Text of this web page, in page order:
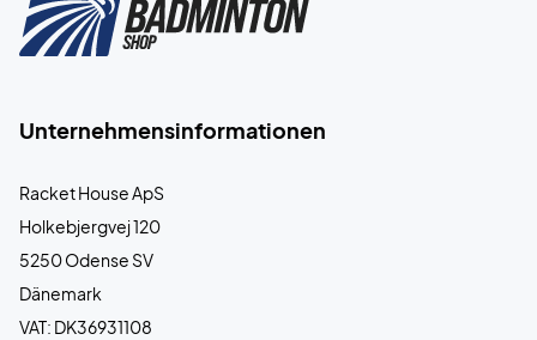
Unternehmensinformationen
Racket House ApS
Holkebjergvej 120
5250 Odense SV
Dänemark
VAT: DK36931108